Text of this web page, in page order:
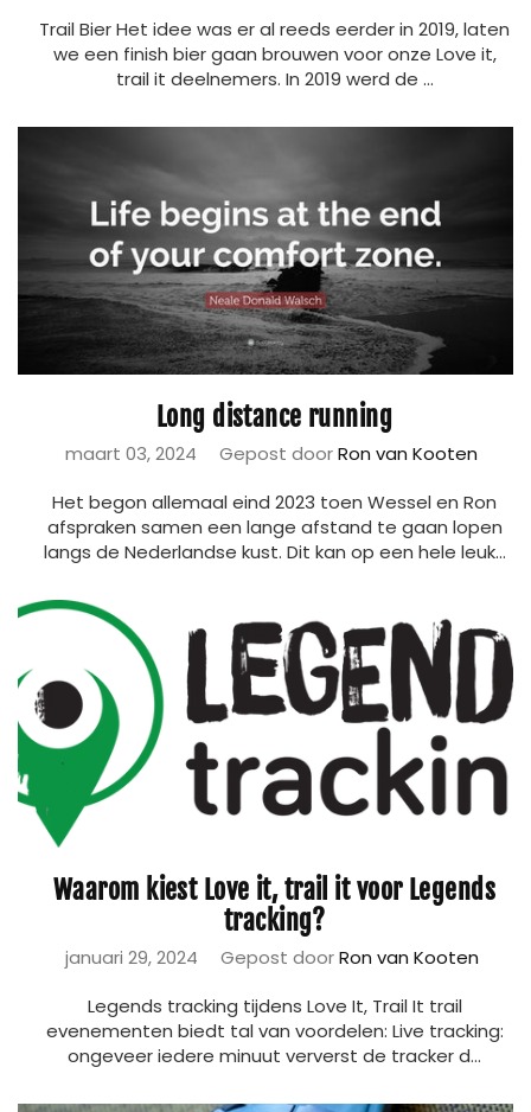
Trail Bier Het idee was er al reeds eerder in 2019, laten
we een finish bier gaan brouwen voor onze Love it,
trail it deelnemers. In 2019 werd de ...
Long distance running
maart 03, 2024 Gepost doorRon van Kooten
Het begon allemaal eind 2023 toen Wessel en Ron
afspraken samen een lange afstand te gaan lopen
langs de Nederlandse kust. Dit kan op een hele leuk...
Waarom kiest Love it, trail it voor Legends
tracking?
januari 29, 2024 Gepost doorRon van Kooten
Legends tracking tijdens Love It, Trail It trail
evenementen biedt tal van voordelen: Live tracking:
ongeveer iedere minuut ververst de tracker d...